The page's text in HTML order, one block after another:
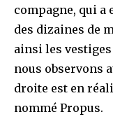
compagne, qui a
des dizaines de
ainsi les
nous observons
droite est en
nommé Propus.